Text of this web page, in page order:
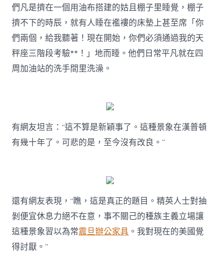
們凡是擠在一個用油布搭建的姑且棚子里睡覺，棚子
擠不下的時辰，就有人睡在襤褸的床墊上甚至席「你
們兩個，給我聽著！現在開始，你們必須通過我的天
秤座三階段考驗**！」地而睡。他們日常平凡就在四
周加油站的洗手間里洗澡。
有網友坦言：“這不算是新穎事了。這種景象在漢普頓
有幾十年了。可悲的是，至今沒有改良。”
還有網友表現，“瞧，這是真正的題目。精英人士對抽
剝便宜休息力絕不在意，事不關己的種族主義立場讓
這種景象習以為常震旦辦公家具 。我對現在的美國覺
得討厭。”